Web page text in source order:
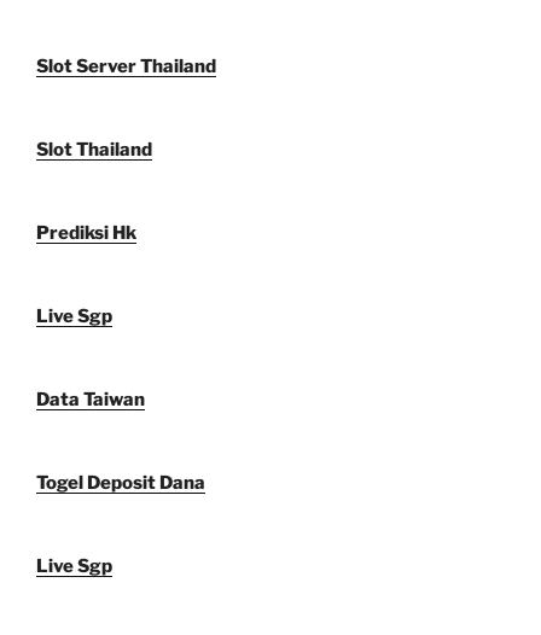
Slot Server Thailand
Slot Thailand
Prediksi Hk
Live Sgp
Data Taiwan
Togel Deposit Dana
Live Sgp